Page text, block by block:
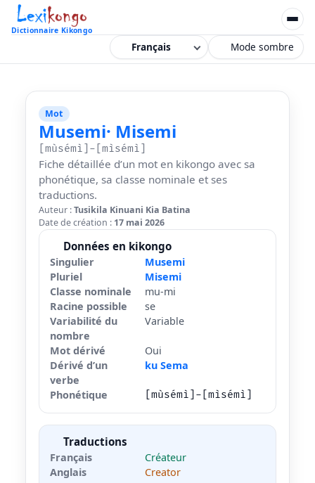
Dictionnaire Kikongo
Mode sombre
Mot
Musemi· Misemi
[mùsémì]-[mìsémì]
Fiche détaillée d’un mot en kikongo avec sa
phonétique, sa classe nominale et ses
traductions.
Auteur :Tusikila Kinuani Kia Batina
Date de création : 17 mai 2026
Données en kikongo
Singulier
Musemi
Pluriel
Misemi
Classe nominale
mu-mi
Racine possible
se
Variabilité du
nombre
Variable
Mot dérivé
Oui
Dérivé d’un
verbe
ku Sema
Phonétique [mùsémì]-[mìsémì]
Traductions
Français
Créateur
Anglais
Creator